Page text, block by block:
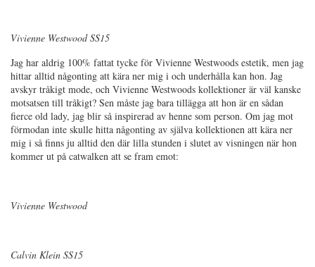
Vivienne Westwood SS15
Jag har aldrig 100% fattat tycke för Vivienne Westwoods estetik, men jag
hittar alltid någonting att kära ner mig i och underhålla kan hon. Jag
avskyr tråkigt mode, och Vivienne Westwoods kollektioner är väl kanske
motsatsen till tråkigt? Sen måste jag bara tillägga att hon är en sådan
fierce old lady, jag blir så inspirerad av henne som person. Om jag mot
förmodan inte skulle hitta någonting av själva kollektionen att kära ner
mig i så finns ju alltid den där lilla stunden i slutet av visningen när hon
kommer ut på catwalken att se fram emot:
Vivienne Westwood
Calvin Klein SS15